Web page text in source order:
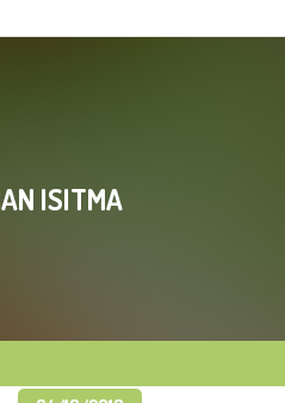
ISITMA